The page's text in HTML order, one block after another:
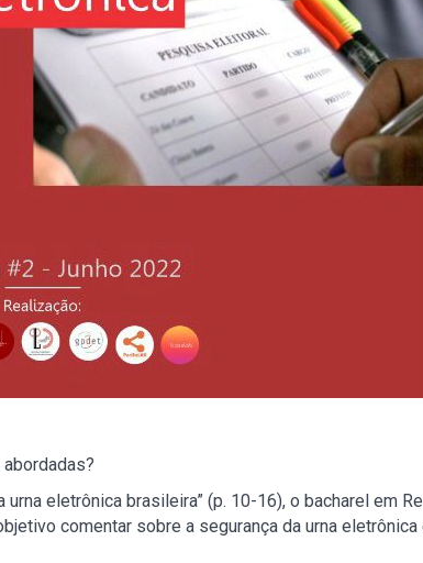
eletrônica brasileira” (p. 10-16), o bacharel em
comentar sobre a segurança da urna